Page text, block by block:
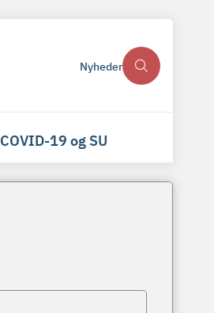
Nyheder
COVID-19 og SU